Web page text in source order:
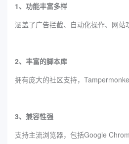
1、功能丰富多样
涵盖了广告拦截、自动化操作、网
2、丰富的脚本库
拥有庞大的社区支持，‌
3、兼容性强
支持主流浏览器，包括Google